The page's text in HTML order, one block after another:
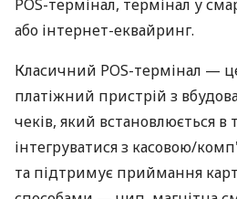
POS-термінал, термінал у
або інтернет-еквайринг.
Класичний POS-термінал —
платіжний пристрій з
чеків, який встановлюється в
інтегруватися з касовою/
та підтримує приймання